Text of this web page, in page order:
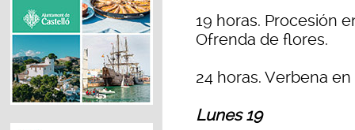
19 horas. Procesión
Ofrenda de flores.
24 horas. Verbena
Lunes 19